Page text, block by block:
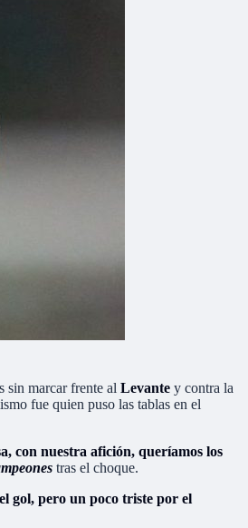
sin marcar frente al Levante y contra la
fue quien puso las tablas en el
con nuestra afición, queríamos los
tras el choque.
gol, pero un poco triste por el